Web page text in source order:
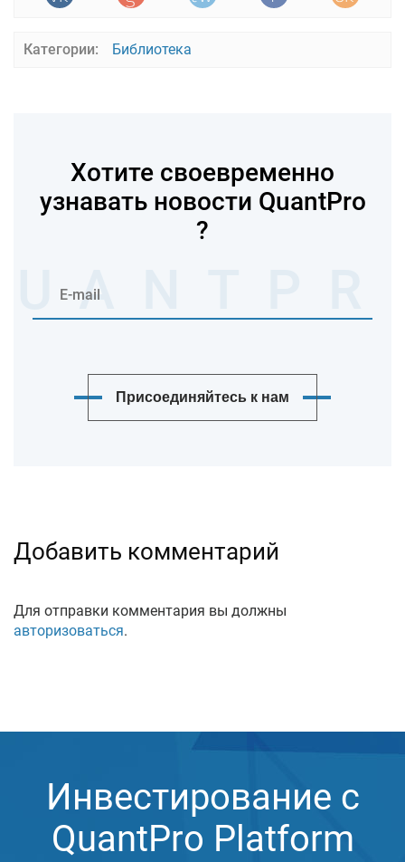
Категории: Библиотека
Хотите своевременно
узнавать новости QuantPro
?
Присоединяйтесь к нам
Добавить комментарий
Для отправки комментария вы должны
авторизоваться.
Инвестирование с
QuantPro Platform